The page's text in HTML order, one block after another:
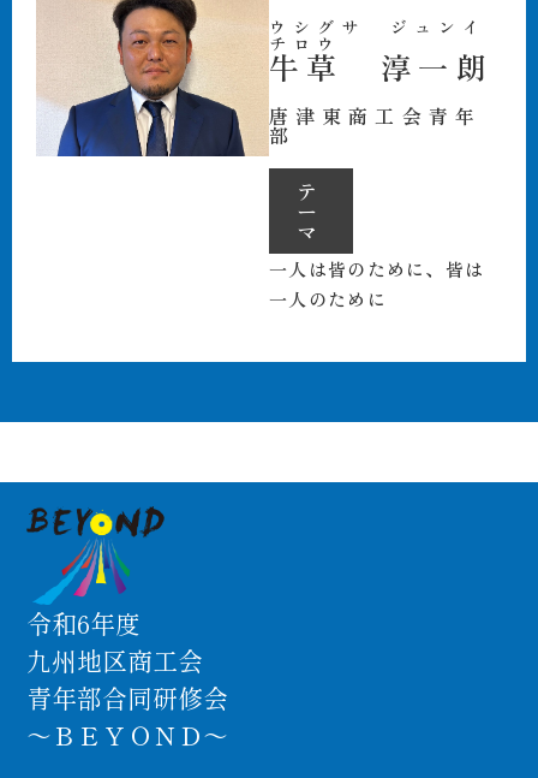
ウシグサ ジュンイ
チロウ
牛草 淳一朗
唐津東商工会青年
部
テ
ー
マ
一人は皆のために、皆は
一人のために
令和6年度
九州地区商工会
青年部合同研修会
～ＢＥＹＯＮＤ～